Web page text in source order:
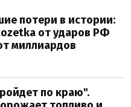
потери в истории:
от ударов РФ
миллиардов
по краю".